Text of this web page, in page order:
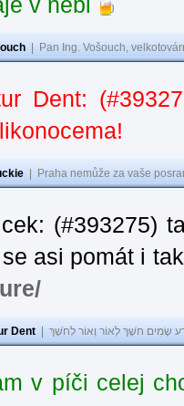
Pan Ing. Vošouch,
Dent:
Praha nemůže za vaše
(#393275)
asi pomát i
Dent שָׂמִים חֹשֶׁךְ לְאוֹר וְאוֹר לְחֹשֶׁךְ
v píči celej